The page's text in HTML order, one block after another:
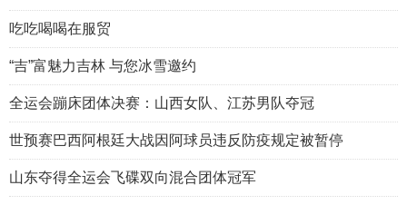
吃吃喝喝在服贸
“吉”富魅力吉林 与您冰雪邀约
全运会蹦床团体决赛：山西女队、江苏男队夺冠
世预赛巴西阿根廷大战因阿球员违反防疫规定被暂停
山东夺得全运会飞碟双向混合团体冠军